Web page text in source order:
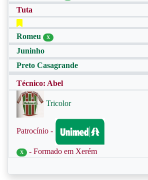
Tuta
Romeu X
Juninho
Preto Casagrande
Técnico: Abel
Tricolor
Patrocínio -
X - Formado em Xerém